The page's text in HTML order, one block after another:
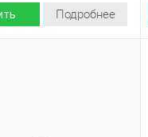
Подробнее